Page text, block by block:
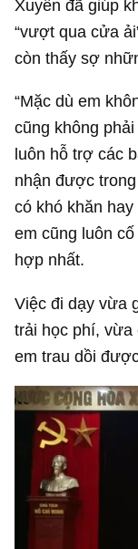
Xuyến đã giúp
“vượt qua cửa
còn thấy sợ
“Mặc dù em
cũng không
luôn hỗ trợ các
nhận được
có khó khăn
em cũng luôn
hợp nhất.
Việc đi dạy vừa
trải học phí,
em trau dồi